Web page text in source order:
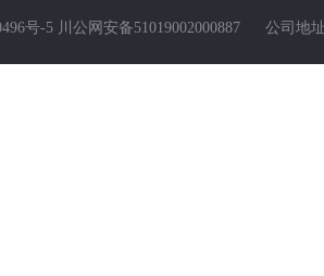
号-5 川公网安备51019002000887 公司地